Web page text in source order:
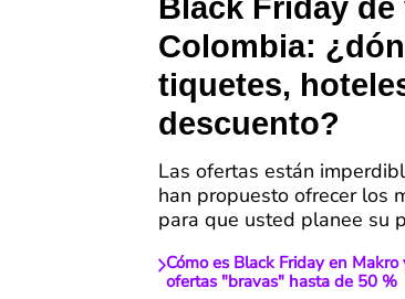
Black Friday de
Colombia:
tiquetes,
descuento?
Las ofertas están
han propuesto ofrecer los
para que usted planee su
Cómo es Black Friday en
ofertas "bravas" hasta de 50 %